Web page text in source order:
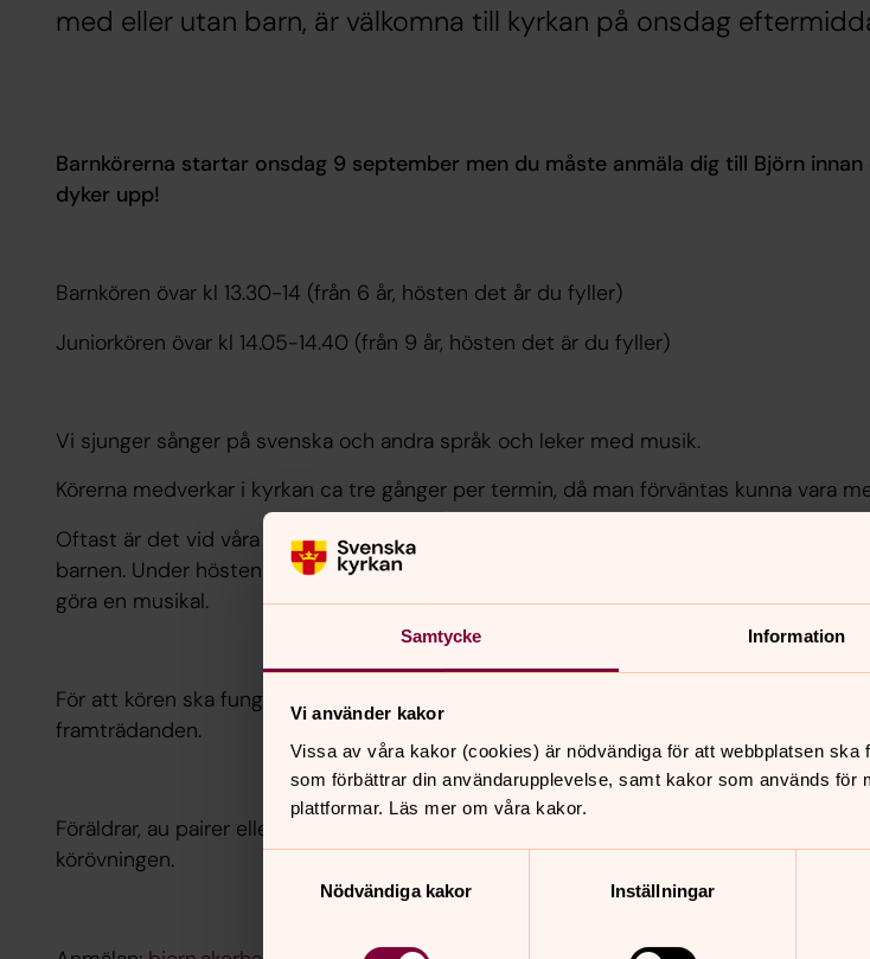
Samtycke Information
Vi använder kakor
Vissa av våra kakor (cookies) är nödvändiga för att webbplatsen
som förbättrar din användarupplevelse, samt kakor som används för
plattformar. Läs mer om våra kakor.
Nödvändiga kakor
Inställningar
med eller utan barn, är välkomna till kyrkan på onsdag
Barnkörerna startar onsdag 9 september men du måste anmäla dig till Björn innan
dyker upp!
Barnkören övar kl 13.30-14 (från 6 år, hösten det år du fyller)
Juniorkören övar kl 14.05-14.40 (från 9 år, hösten det är du fyller)
Vi sjunger sånger på svenska och andra språk och leker med musik.
Körerna medverkar i kyrkan ca tre gånger per termin, då man förväntas kunna vara
Oftast är det vid våra Familjesöndagar med gudstjänst, barnvänlig lunch och aktivitet
barnen. Under hösten är barnen med i några av kyrkans Luciatåg och på våren brukar
göra en musikal.
För att kören ska fungera behöver du göra ditt bästa för att vara med på alla övningar
framträdanden.
Föräldrar, au pairer eller andra medföljande får vänta i cafét i församlingssalen under
körövningen.